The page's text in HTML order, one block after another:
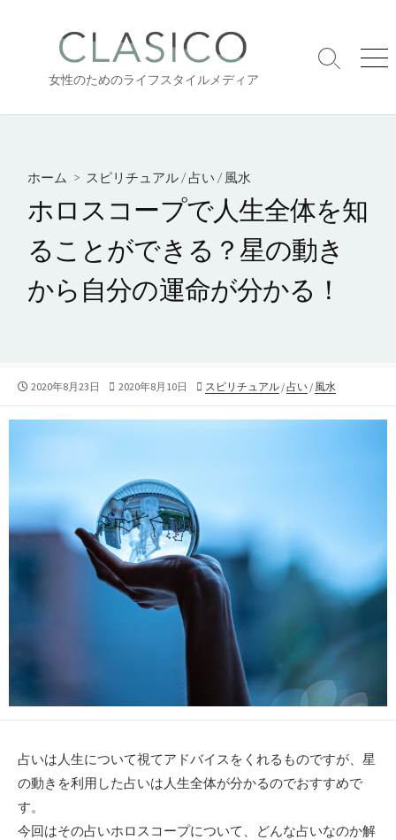
女性のためのライフスタイルメディア
検
り
メ
ー
ホーム > スピリチュアル /占い / 風水
ホロスコープで人生全体を知
ることができる？星の動き
から自分の運命が分かる！
公
日
2020年8月23日
最
更
2020年8月10日
カ
ゴ
スピリチュアル /占い / 風水
占いは人生について視てアドバイスをくれるものですが、星
の動きを利用した占いは人生全体が分かるのでおすすめで
す。
今回はその占いホロスコープについて、どんな占いなのか解